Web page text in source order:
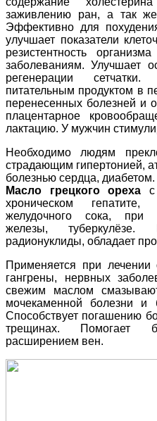
заживлению ран, а так
Эффективно для
улучшает показатели
резистентность
заболеваниям. Улучшает
регенерации
питательным продуктом в
перенесенных болезней и
плацентарное
лактацию. У мужчин
Необходимо людям
страдающим гипертонией,
болезнью сердца, диабетом.
Масло грецкого ореха с
хроническом гепатите,
желудочного сока, при
железы,
радионуклиды, обладает
Применяется при лечении
гангрены, нервных
свежим маслом
мочекаменной болезни и
Способствует погашению
трещинах. Помогает
расширением вен.